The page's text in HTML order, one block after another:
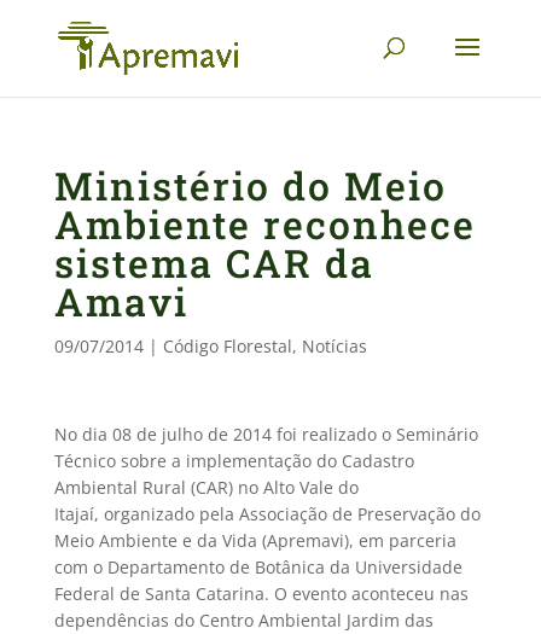
Ministério do Meio
Ambiente reconhece
sistema CAR da
Amavi
09/07/2014| Código Florestal, Notícias
No dia 08 de julho de 2014 foi realizado o Seminário
Técnico sobre a implementação do Cadastro
Ambiental Rural (CAR) no Alto Vale do
Itajaí, organizado pela Associação de Preservação do
Meio Ambiente e da Vida (Apremavi), em parceria
com o Departamento de Botânica da Universidade
Federal de Santa Catarina. O evento aconteceu nas
dependências do Centro Ambiental Jardim das